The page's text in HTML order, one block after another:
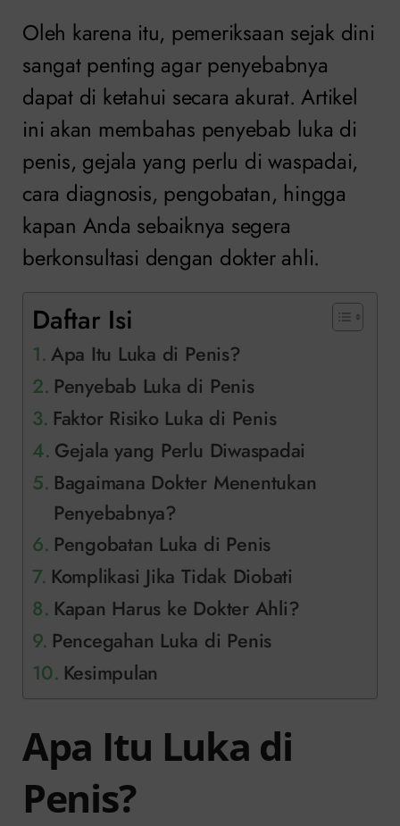
Oleh karena itu, pemeriksaan sejak dini
sangat penting agar penyebabnya
dapat di ketahui secara akurat. Artikel
ini akan membahas penyebab luka di
penis, gejala yang perlu di waspadai,
cara diagnosis, pengobatan, hingga
kapan Anda sebaiknya segera
berkonsultasi dengan dokter ahli.
Daftar Isi
Apa Itu Luka di Penis?
Penyebab Luka di Penis
Faktor Risiko Luka di Penis
Gejala yang Perlu Diwaspadai
Bagaimana Dokter Menentukan
Penyebabnya?
Pengobatan Luka di Penis
Komplikasi Jika Tidak Diobati
Kapan Harus ke Dokter Ahli?
Pencegahan Luka di Penis
Kesimpulan
Apa Itu Luka di
Penis?